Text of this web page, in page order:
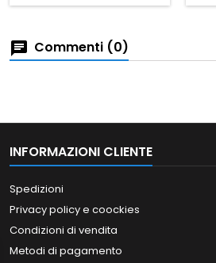
Commenti (0)
INFORMAZIONI CLIENTE
Spedizioni
Privacy policy e coockies
Condizioni di vendita
Metodi di pagamento